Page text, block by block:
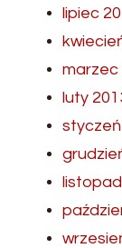
lipiec
marzec
luty